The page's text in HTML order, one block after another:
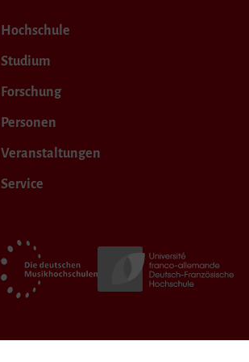
Hochschule
Studium
Forschung
Personen
Veranstaltungen
Service